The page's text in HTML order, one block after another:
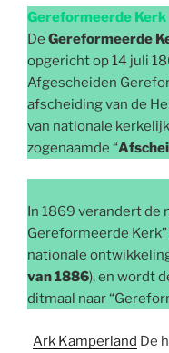
Gereformeerde Kerk
De Gereformeerde
opgericht op 14 juli
Afgescheiden
afscheiding van de
van nationale
zogenaamde “
In 1869 verandert de
Gereformeerde
nationale
van 1886), en wordt
ditmaal naar
Ark Kamperland De